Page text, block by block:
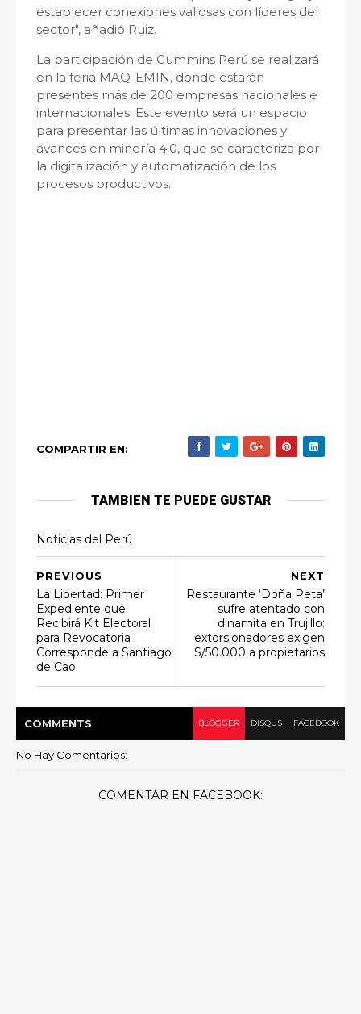
establecer conexiones valiosas con líderes del
sector", añadió Ruiz.
La participación de Cummins Perú se realizará
en la feria MAQ-EMIN, donde estarán
presentes más de 200 empresas nacionales e
internacionales. Este evento será un espacio
para presentar las últimas innovaciones y
avances en minería 4.0, que se caracteriza por
la digitalización y automatización de los
procesos productivos.
COMPARTIR EN:
TAMBIEN TE PUEDE GUSTAR
Noticias del Perú
NEXT
Restaurante ‘Doña Peta’
sufre atentado con
dinamita en Trujillo:
extorsionadores exigen
S/50.000 a propietarios
PREVIOUS
La Libertad: Primer
Expediente que
Recibirá Kit Electoral
para Revocatoria
Corresponde a Santiago
de Cao
COMMENTS BLOGGER DISQUS FACEBOOK
No Hay Comentarios:
COMENTAR EN FACEBOOK: